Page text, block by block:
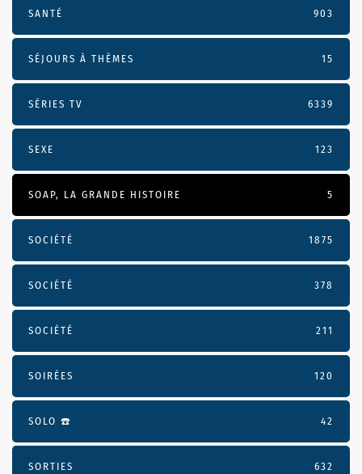
SANTÉ 903
SÉJOURS À THÈMES 15
SÉRIES TV 6339
SEXE 123
SOAP, LA GRANDE HISTOIRE 5
SOCIÉTÉ 1875
SOCIÉTÉ 378
SOCIÉTÉ 211
SOIRÉES 120
SOLO ☎️ 42
SORTIES 632